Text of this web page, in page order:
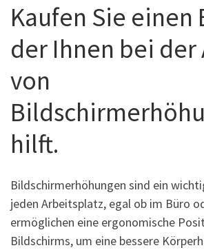
Kaufen Sie einen
der Ihnen bei der
von
hilft.
Bildschirmerhöhungen sind ein
jeden Arbeitsplatz, egal ob im Büro
ermöglichen eine ergonomische
Bildschirms, um eine bessere